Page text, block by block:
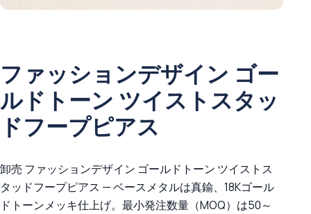
ファッションデザイン ゴー
ルドトーン ツイストスタッ
ドフープピアス
卸売 ファッションデザイン ゴールドトーン ツイストス
タッドフープピアス — ベースメタルは真鍮、18Kゴール
ドトーンメッキ仕上げ。最小発注数量（MOQ）は50～